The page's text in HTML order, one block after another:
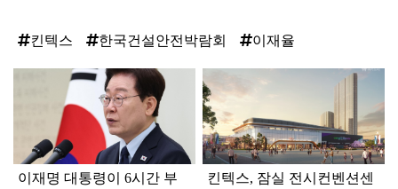
킨텍스 한국건설안전박람회 이재율
이재명 대통령이 6시간 부
킨텍스, 잠실 전시컨벤션센